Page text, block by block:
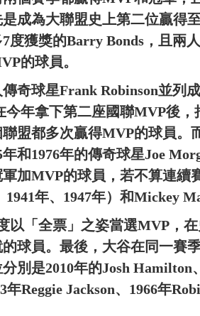
成為大聯盟史上第二位贏得
度獲獎的Barry Bonds，且兩
的球員。
奇球星Frank Robinson並列
今年拿下第二座國聯MVP後
盟都多次贏得MVP的球員。
和1976年的傳奇球星Joe
加MVP的球員，若不算連續
年、1947年）和Mickey
以「全票」之姿當選MVP，
球員。最後，大谷在同一賽
別是2010年的Josh Hamilton
Reggie Jackson、1966年